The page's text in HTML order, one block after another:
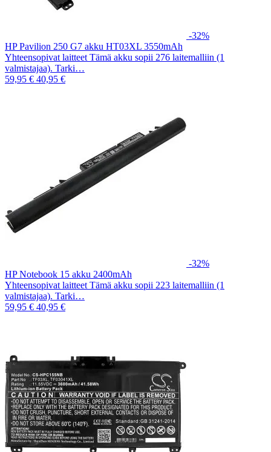
-32%
HP Pavilion 250 G7 akku HT03XL 3550mAh
Yhteensopivat laitteet Tämä akku sopii 276 laitemalliin (1
valmistajaa). Tarki…
59,95 € 40,95 €
-32%
HP Notebook 15 akku 2400mAh
Yhteensopivat laitteet Tämä akku sopii 223 laitemalliin (1
valmistajaa). Tarki…
59,95 € 40,95 €